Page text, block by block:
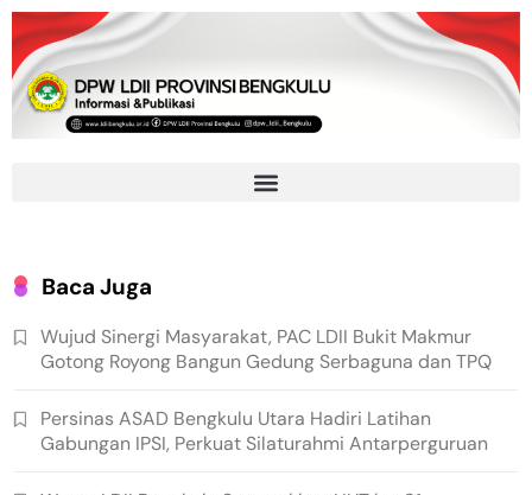
Baca Juga
Wujud Sinergi Masyarakat, PAC LDII Bukit Makmur
Gotong Royong Bangun Gedung Serbaguna dan TPQ
Persinas ASAD Bengkulu Utara Hadiri Latihan
Gabungan IPSI, Perkuat Silaturahmi Antarperguruan